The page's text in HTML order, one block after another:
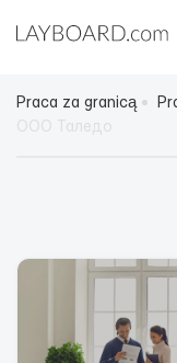
Praca za granicą